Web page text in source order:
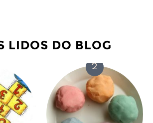
LIDOS DO BLOG